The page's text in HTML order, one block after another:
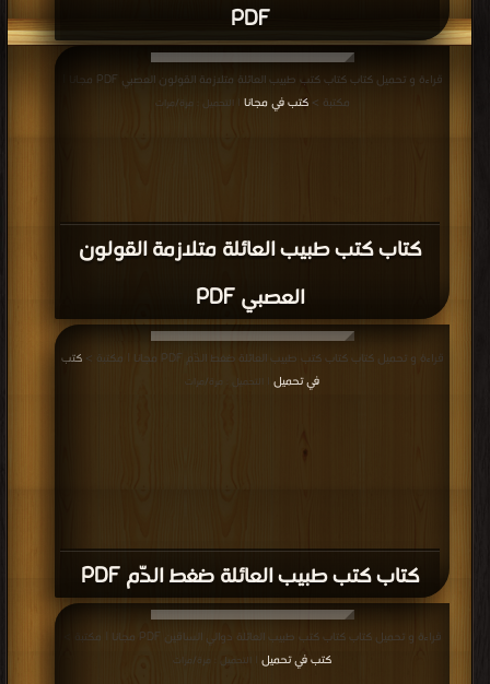
PDF
كتاب كتب طبيب العائلة متلازمة القولون
العصبي PDF
قراءة و تحميل كتاب كتاب كتب طبيب العائلة متلازمة القولون العصبي PDF مجانا |
مكتبة >كتب في مجانا | التحميل : مرة/مرات
كتاب كتب طبيب العائلة ضغط الدّم PDF
قراءة و تحميل كتاب كتاب كتب طبيب العائلة ضغط الدّم PDF مجانا | مكتبة >
كتب
في تحميل
| التحميل : مرة/مرات
قراءة و تحميل كتاب كتاب كتب طبيب العائلة دوالي الساقين PDF مجانا | مكتبة >
كتب في تحميل
| التحميل : مرة/مرات